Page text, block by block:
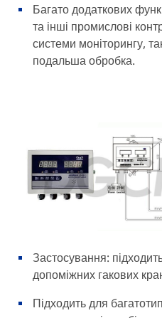
Багато додаткових
та інші промислові
системи моніторингу,
подальша обробка.
Застосування:
допоміжних гакових
Підходить для